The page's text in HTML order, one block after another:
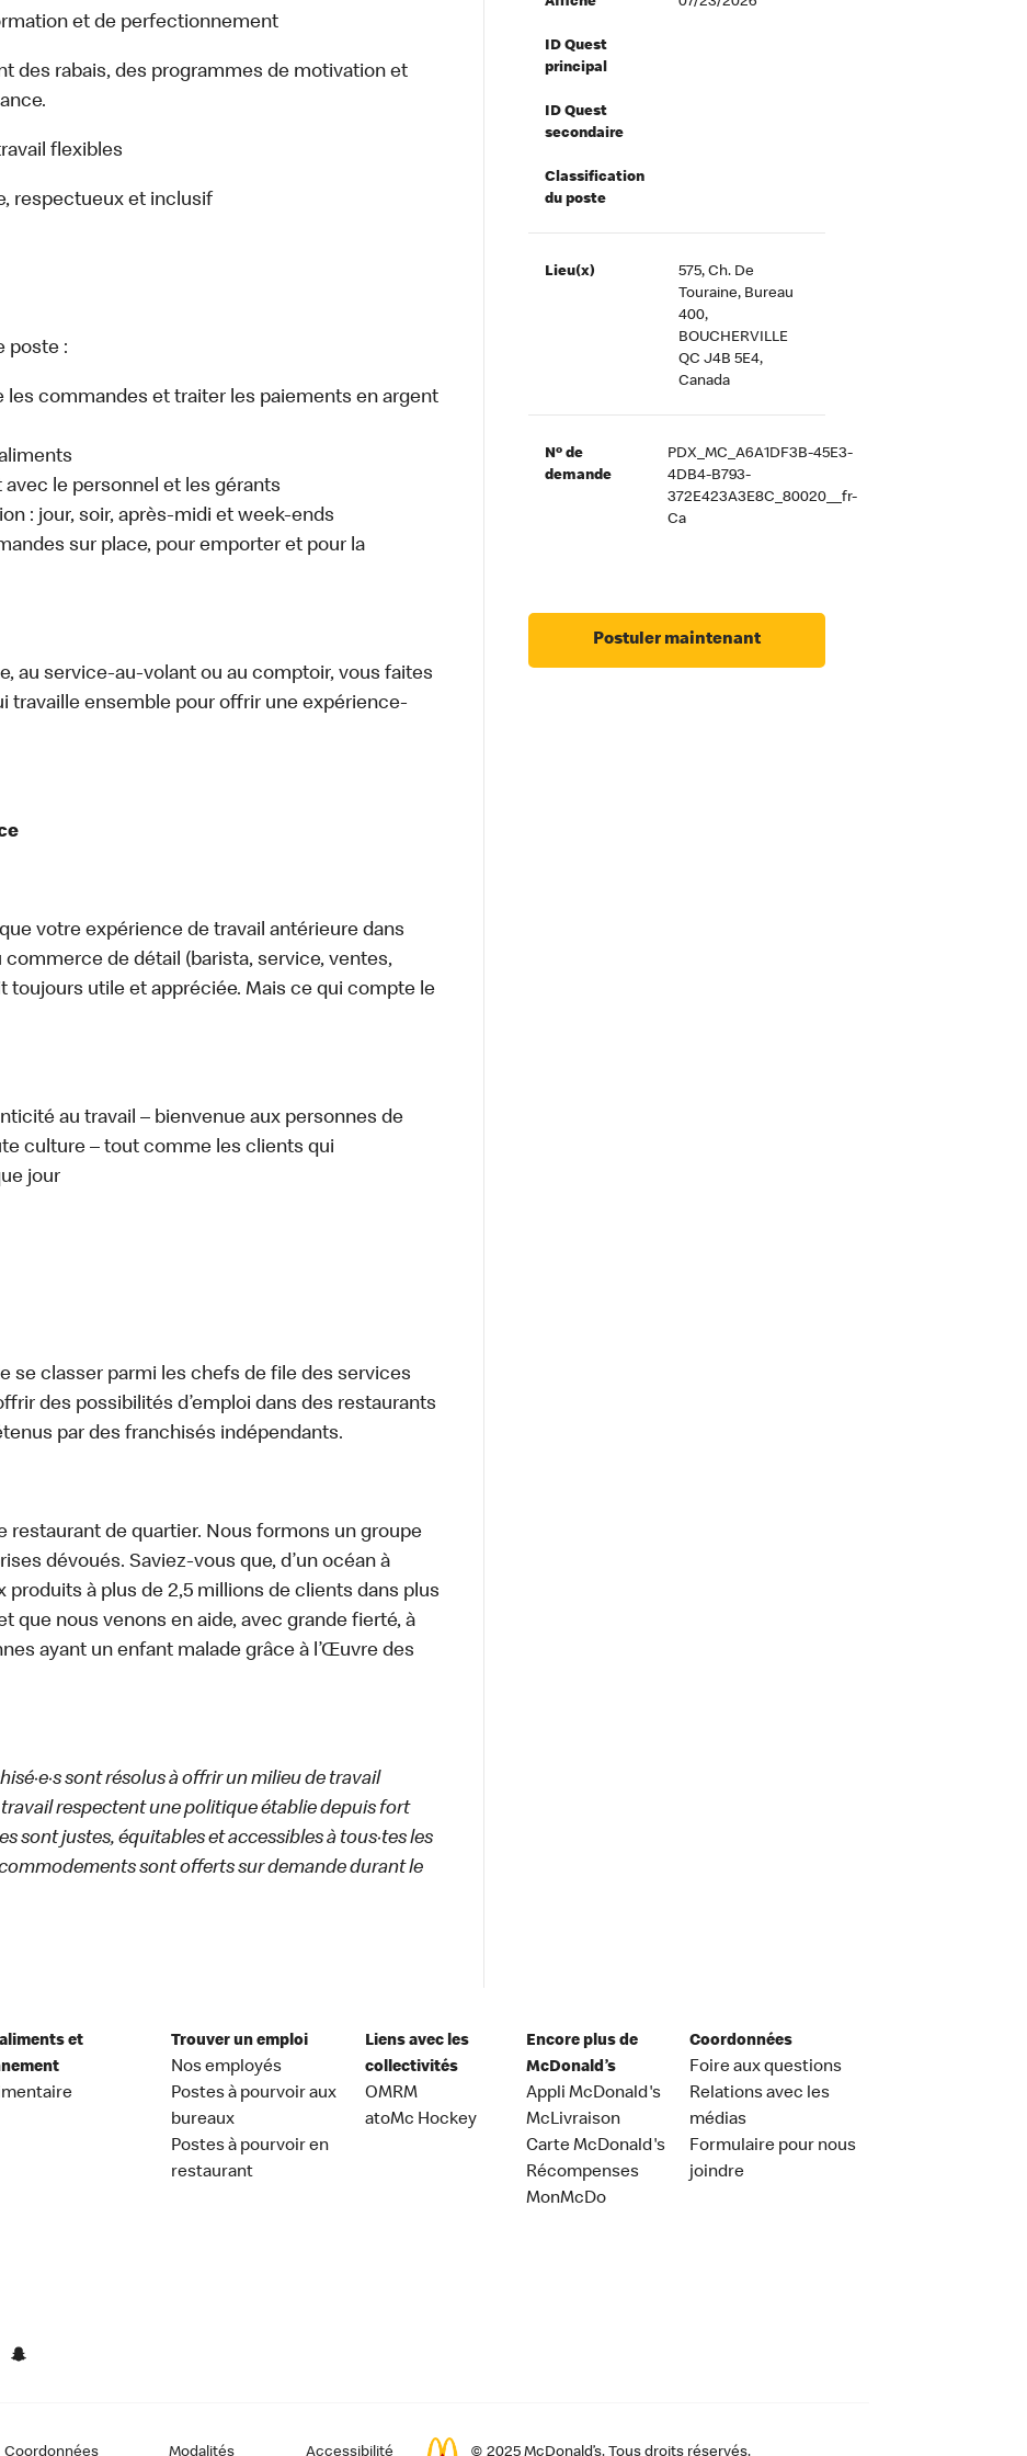
et de perfectionnement
rabais, des programmes de motivation et
flexibles
respectueux et inclusif
poste :
les commandes et traiter les paiements en argent
le personnel et les gérants
: jour, soir, après-midi et week-ends
sur place, pour emporter et pour la
au service-au-volant ou au comptoir, vous faites
travaille ensemble pour offrir une expérience-
votre expérience de travail antérieure dans
commerce de détail (barista, service, ventes,
toujours utile et appréciée. Mais ce qui compte le
au travail – bienvenue aux personnes de
culture – tout comme les clients qui
jour
se classer parmi les chefs de file des services
des possibilités d’emploi dans des restaurants
par des franchisés indépendants.
restaurant de quartier. Nous formons un groupe
dévoués. Saviez-vous que, d’un océan à
produits à plus de 2,5 millions de clients dans plus
que nous venons en aide, avec grande fierté, à
ayant un enfant malade grâce à l’Œuvre des
sont résolus à offrir un milieu de travail
respectent une politique établie depuis fort
sont justes, équitables et accessibles à tous·tes les
sont offerts sur demande durant le
ID Quest
principal
ID Quest
secondaire
Classification
du poste
Lieu(x)
575, Ch. De
Touraine, Bureau
400,
BOUCHERVILLE
QC J4B 5E4,
Canada
Nº de
demande
PDX_MC_A6A1DF3B-45E3-
4DB4-B793-
372E423A3E8C_80020__fr-
Ca
Postuler maintenant
et
Trouver un emploi
Nos employés
Postes à pourvoir aux
bureaux
Postes à pourvoir en
restaurant
Liens avec les
collectivités
OMRM
atoMc Hockey
Encore plus de
McDonald’s
Appli McDonald's
McLivraison
Carte McDonald's
Récompenses
MonMcDo
Coordonnées
Foire aux questions
Relations avec les
médias
Formulaire pour nous
joindre
Coordonnées Modalités Accessibilité © 2025 McDonald’s. Tous droits réservés.